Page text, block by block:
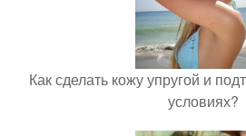
Как сделать кожу упругой и
условиях?